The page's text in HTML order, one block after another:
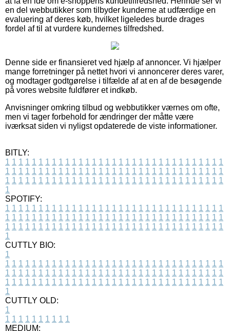
en del webbutikker som tilbyder kunderne at udfærdige en
evaluering af deres køb, hvilket ligeledes burde drages
fordel af til at vurdere kundernes tilfredshed.
Denne side er finansieret ved hjælp af annoncer. Vi hjælper
mange forretninger på nettet hvori vi annoncerer deres varer,
og modtager godtgørelse i tilfælde af at en af de besøgende
på vores website fuldfører et indkøb.
Anvisninger omkring tilbud og webbutikker værnes om ofte,
men vi tager forbehold for ændringer der måtte være
iværksat siden vi nyligst opdaterede de viste informationer.
BITLY:
1 1 1 1 1 1 1 1 1 1 1 1 1 1 1 1 1 1 1 1 1 1 1 1 1 1 1 1 1 1 1 1 1
1 1 1 1 1 1 1 1 1 1 1 1 1 1 1 1 1 1 1 1 1 1 1 1 1 1 1 1 1 1 1 1 1
1 1 1 1 1 1 1 1 1 1 1 1 1 1 1 1 1 1 1 1 1 1 1 1 1 1 1 1 1 1 1 1 1
1
SPOTIFY:
1 1 1 1 1 1 1 1 1 1 1 1 1 1 1 1 1 1 1 1 1 1 1 1 1 1 1 1 1 1 1 1 1
1 1 1 1 1 1 1 1 1 1 1 1 1 1 1 1 1 1 1 1 1 1 1 1 1 1 1 1 1 1 1 1 1
1 1 1 1 1 1 1 1 1 1 1 1 1 1 1 1 1 1 1 1 1 1 1 1 1 1 1 1 1 1 1 1 1
1
CUTTLY BIO:
1
1 1 1 1 1 1 1 1 1 1 1 1 1 1 1 1 1 1 1 1 1 1 1 1 1 1 1 1 1 1 1 1 1
1 1 1 1 1 1 1 1 1 1 1 1 1 1 1 1 1 1 1 1 1 1 1 1 1 1 1 1 1 1 1 1 1
1 1 1 1 1 1 1 1 1 1 1 1 1 1 1 1 1 1 1 1 1 1 1 1 1 1 1 1 1 1 1 1 1
1
CUTTLY OLD:
1
1 1 1 1 1 1 1 1 1 1
MEDIUM: